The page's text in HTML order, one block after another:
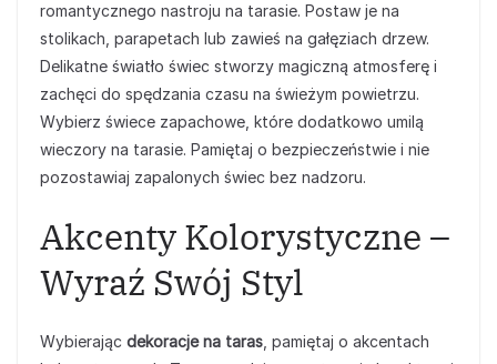
romantycznego nastroju na tarasie. Postaw je na
stolikach, parapetach lub zawieś na gałęziach drzew.
Delikatne światło świec stworzy magiczną atmosferę i
zachęci do spędzania czasu na świeżym powietrzu.
Wybierz świece zapachowe, które dodatkowo umilą
wieczory na tarasie. Pamiętaj o bezpieczeństwie i nie
pozostawiaj zapalonych świec bez nadzoru.
Akcenty Kolorystyczne –
Wyraź Swój Styl
Wybierając dekoracje na taras , pamiętaj o akcentach